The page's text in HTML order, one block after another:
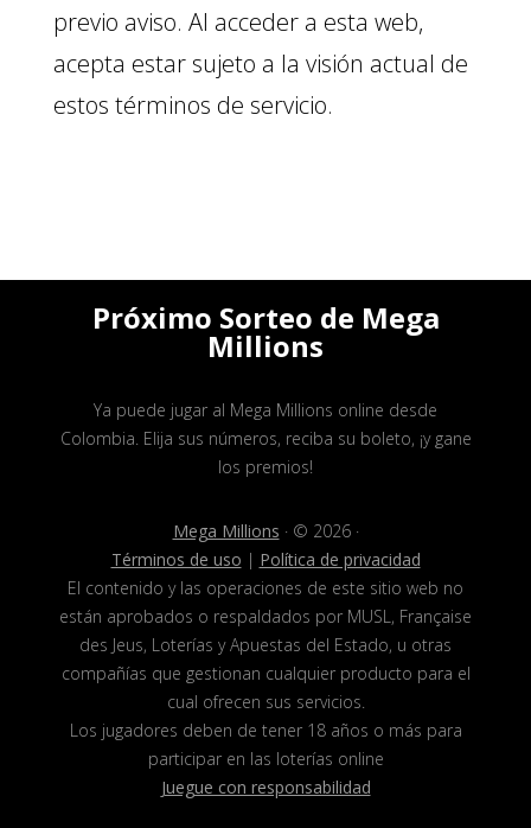
previo aviso. Al acceder a esta web,
acepta estar sujeto a la visión actual de
estos términos de servicio.
Próximo Sorteo de Mega
Millions
Ya puede jugar al Mega Millions online desde
Colombia. Elija sus números, reciba su boleto, ¡y gane
los premios!
Mega Millions · © 2026 ·
Términos de uso | Política de privacidad
El contenido y las operaciones de este sitio web no
están aprobados o respaldados por MUSL, Française
des Jeus, Loterías y Apuestas del Estado, u otras
compañías que gestionan cualquier producto para el
cual ofrecen sus servicios.
Los jugadores deben de tener 18 años o más para
participar en las loterías online
Juegue con responsabilidad